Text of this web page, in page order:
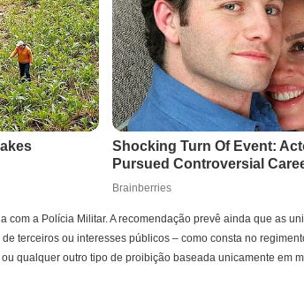
a Polícia Militar. A recomendação prevê ainda que as
terceiros ou interesses públicos – como consta no
qualquer outro tipo de proibição baseada unicamente em